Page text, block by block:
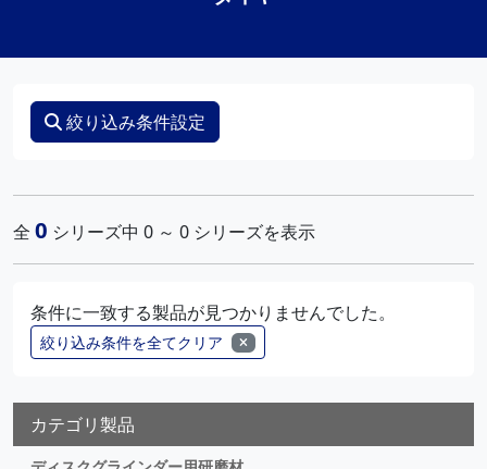
絞り込み条件設定
全 0 シリーズ中 0 ～ 0 シリーズを表示
条件に一致する製品が見つかりませんでした。
絞り込み条件を全てクリア
カテゴリ製品